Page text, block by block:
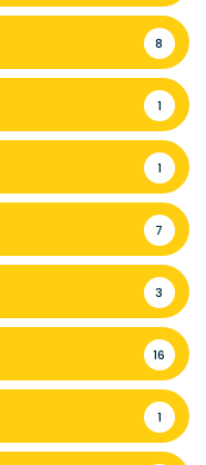
8
1
1
7
3
16
1